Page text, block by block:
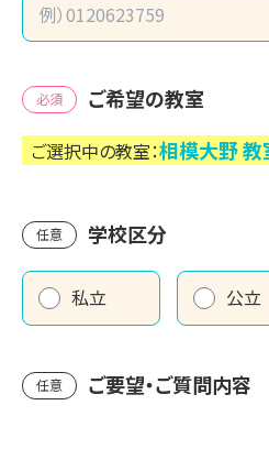
必須 ご希望の教室
ご選択中の教室：相模大野教
任意 学校区分
私立 公立
任意 ご要望・ご質問内容